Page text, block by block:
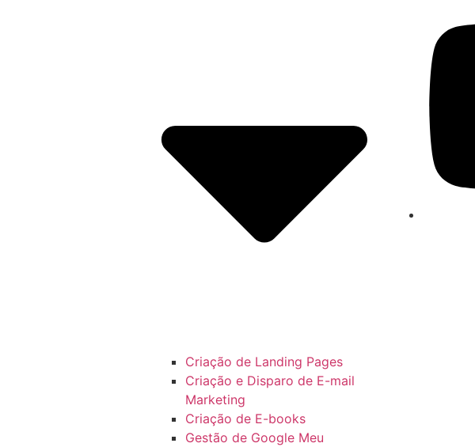
Criação de Landing Pages
Criação e Disparo de E-mail
Marketing
Criação de E-books
Gestão de Google Meu